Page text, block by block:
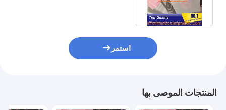
استمر
المنتجات الموصى بها